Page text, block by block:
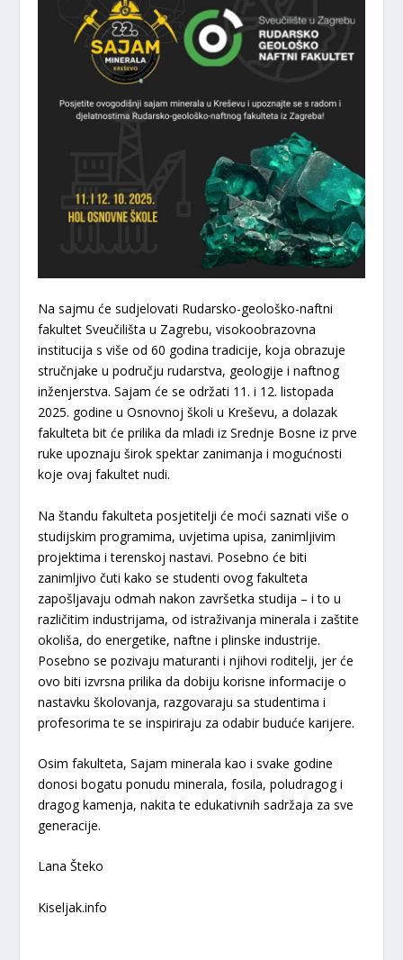
Na sajmu će sudjelovati Rudarsko-geološko-naftni
fakultet Sveučilišta u Zagrebu, visokoobrazovna
institucija s više od 60 godina tradicije, koja obrazuje
stručnjake u području rudarstva, geologije i naftnog
inženjerstva. Sajam će se održati 11. i 12. listopada
2025. godine u Osnovnoj školi u Kreševu, a dolazak
fakulteta bit će prilika da mladi iz Srednje Bosne iz prve
ruke upoznaju širok spektar zanimanja i mogućnosti
koje ovaj fakultet nudi.
Na štandu fakulteta posjetitelji će moći saznati više o
studijskim programima, uvjetima upisa, zanimljivim
projektima i terenskoj nastavi. Posebno će biti
zanimljivo čuti kako se studenti ovog fakulteta
zapošljavaju odmah nakon završetka studija – i to u
različitim industrijama, od istraživanja minerala i zaštite
okoliša, do energetike, naftne i plinske industrije.
Posebno se pozivaju maturanti i njihovi roditelji, jer će
ovo biti izvrsna prilika da dobiju korisne informacije o
nastavku školovanja, razgovaraju sa studentima i
profesorima te se inspiriraju za odabir buduće karijere.
Osim fakulteta, Sajam minerala kao i svake godine
donosi bogatu ponudu minerala, fosila, poludragog i
dragog kamenja, nakita te edukativnih sadržaja za sve
generacije.
Lana Šteko
Kiseljak.info